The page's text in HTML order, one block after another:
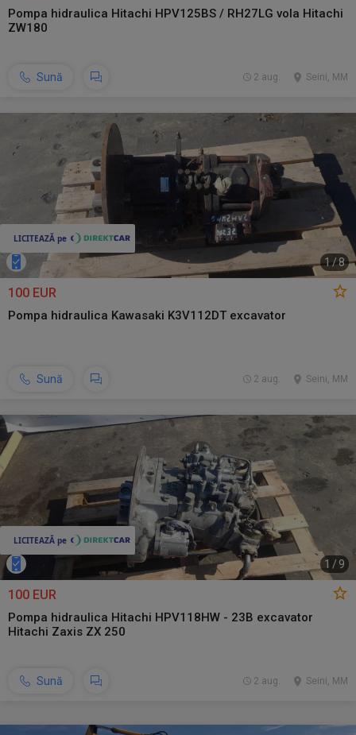
Pompa hidraulica Hitachi HPV125BS / RH27LG vola Hitachi
ZW180
Sună Seini, MM
2 aug.
1 /8
100 EUR
Pompa hidraulica Kawasaki K3V112DT excavator
Sună Seini, MM
2 aug.
1 / 9
100 EUR
Pompa hidraulica Hitachi HPV118HW - 23B excavator
Hitachi Zaxis ZX 250
Sună Seini, MM
2 aug.